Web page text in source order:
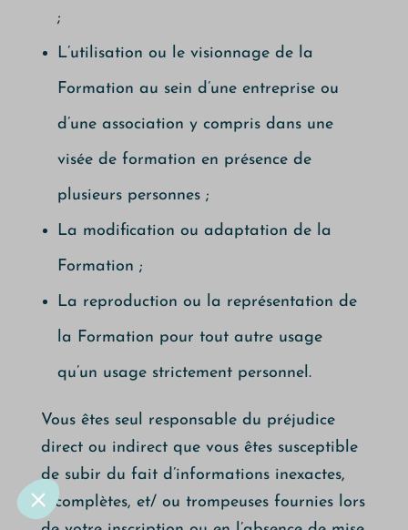
Prendre soin de toi,
même avec les cookies
utilisation et à te proposer des contenus qui répondent vraiment aux
'Préférences de cookies' situé dans le pied de page.
Lire la politique de confidentialité
Consentements certifiés par
Tout refuser Je personnalise Tout accepter 🍪
;
L’utilisation ou le visionnage de la
Formation au sein d’une entreprise ou
d’une association y compris dans une
visée de formation en présence de
plusieurs personnes ;
La modification ou adaptation de la
Formation ;
La reproduction ou la représentation de
la Formation pour tout autre usage
qu’un usage strictement personnel.
Vous êtes seul responsable du préjudice
direct ou indirect que vous êtes susceptible
de subir du fait d’informations inexactes,
incomplètes, et/ ou trompeuses fournies lors